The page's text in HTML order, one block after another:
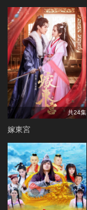
共24集
嫁東宮